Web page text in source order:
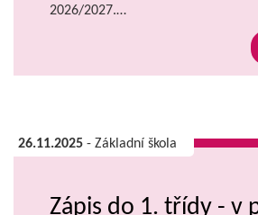
2026/2027.…
26.11.2025 - Základní škola
Zápis do 1. třídy - v